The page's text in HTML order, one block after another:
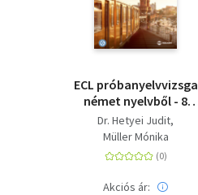
ECL próbanyelvvizsga
német nyelvből - 8
felsőfokú feladatsor -
C1 szint
Dr. Hetyei Judit
Müller Mónika
Akciós ár: